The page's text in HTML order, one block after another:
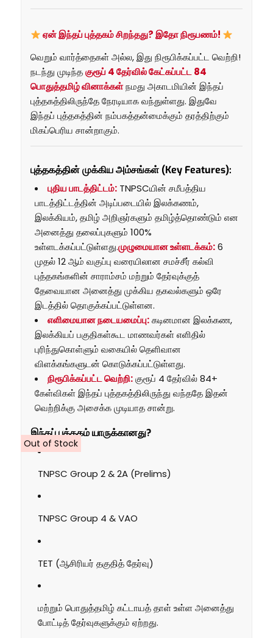
Out of Stock
ஏன் இந்தப் புத்தகம் சிறந்தது? இதோ நிரூபணம்!
வெறும் வார்த்தைகள் அல்ல, இது நிரூபிக்கப்பட்ட வெற்றி!
நடந்து முடிந்தகுரூப் 4 தேர்வில் கேட்கப்பட்ட 84
பொதுத்தமிழ் வினாக்கள்நமது அகாடமியின் இந்தப்
புத்தகத்திலிருந்தே நேரடியாக வந்துள்ளது. இதுவே
இந்தப் புத்தகத்தின் நம்பகத்தன்மைக்கும் தரத்திற்கும்
மிகப்பெரிய சான்றாகும்.
புத்தகத்தின் முக்கிய அம்சங்கள் (Key Features):
புதிய பாடத்திட்டம்:TNPSCயின் சமீபத்திய
பாடத்திட்டத்தின் அடிப்படையில் இலக்கணம்,
இலக்கியம், தமிழ் அறிஞர்களும் தமிழ்த்தொண்டும் என
அனைத்து தலைப்புகளும் 100%
உள்ளடக்கப்பட்டுள்ளது.முழுமையான உள்ளடக்கம்:6
முதல் 12 ஆம் வகுப்பு வரையிலான சமச்சீர் கல்வி
புத்தகங்களின் சாராம்சம் மற்றும் தேர்வுக்குத்
தேவையான அனைத்து முக்கிய தகவல்களும் ஒரே
இடத்தில் தொகுக்கப்பட்டுள்ளன.
எளிமையான நடையமைப்பு:கடினமான இலக்கண,
இலக்கியப் பகுதிகள்கூட மாணவர்கள் எளிதில்
புரிந்துகொள்ளும் வகையில் தெளிவான
விளக்கங்களுடன் கொடுக்கப்பட்டுள்ளது.
நிரூபிக்கப்பட்ட வெற்றி:குரூப் 4 தேர்வில் 84+
கேள்விகள் இந்தப் புத்தகத்திலிருந்து வந்ததே இதன்
வெற்றிக்கு அசைக்க முடியாத சான்று.
இந்தப் புத்தகம் யாருக்கானது?
TNPSC Group 2 & 2A (Prelims)
TNPSC Group 4 & VAO
TET (ஆசிரியர் தகுதித் தேர்வு)
மற்றும் பொதுத்தமிழ் கட்டாயத் தாள் உள்ள அனைத்து
போட்டித் தேர்வுகளுக்கும் ஏற்றது.